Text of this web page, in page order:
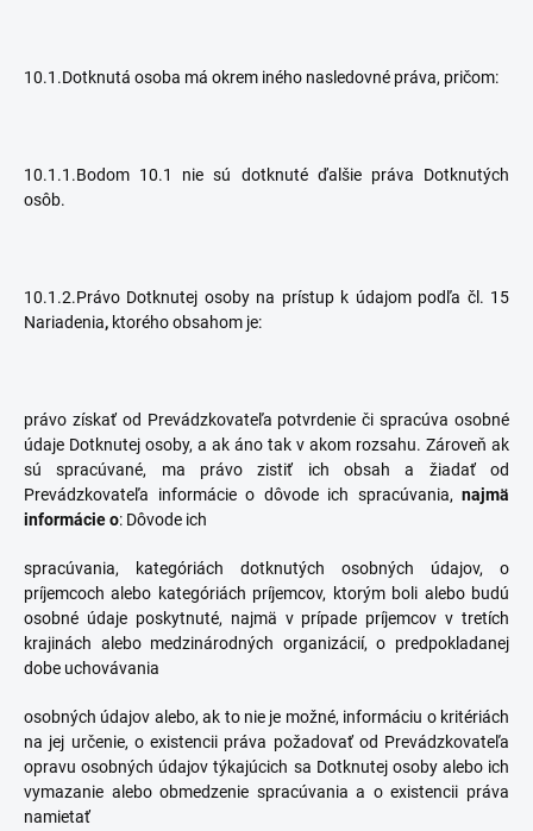
10.1.Dotknutá osoba má okrem iného nasledovné práva, pričom:
10.1.1.Bodom 10.1 nie sú dotknuté ďalšie práva Dotknutých
osôb.
10.1.2.Právo Dotknutej osoby na prístup k údajom podľa čl. 15
Nariadenia, ktorého obsahom je:
právo získať od Prevádzkovateľa potvrdenie či spracúva osobné
údaje Dotknutej osoby, a ak áno tak v akom rozsahu. Zároveň ak
sú spracúvané, ma právo zistiť ich obsah a žiadať od
Prevádzkovateľa informácie o dôvode ich spracúvania, najmä
informácie o: Dôvode ich
spracúvania, kategóriách dotknutých osobných údajov, o
príjemcoch alebo kategóriách príjemcov, ktorým boli alebo budú
osobné údaje poskytnuté, najmä v prípade príjemcov v tretích
krajinách alebo medzinárodných organizácií, o predpokladanej
dobe uchovávania
osobných údajov alebo, ak to nie je možné, informáciu o kritériách
na jej určenie, o existencii práva požadovať od Prevádzkovateľa
opravu osobných údajov týkajúcich sa Dotknutej osoby alebo ich
vymazanie alebo obmedzenie spracúvania a o existencii práva
namietať